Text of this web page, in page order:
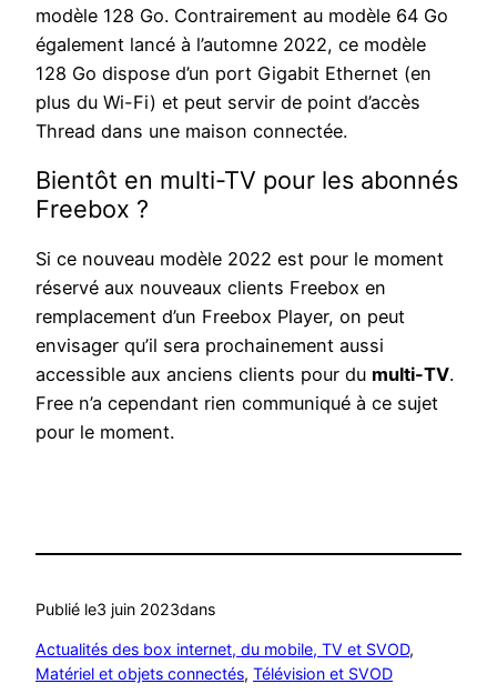
modèle 128 Go. Contrairement au modèle 64 Go
également lancé à l’automne 2022, ce modèle
128 Go dispose d’un port Gigabit Ethernet (en
plus du Wi-Fi) et peut servir de point d’accès
Thread dans une maison connectée.
Bientôt en multi-TV pour les abonnés
Freebox ?
Si ce nouveau modèle 2022 est pour le moment
réservé aux nouveaux clients Freebox en
remplacement d’un Freebox Player, on peut
envisager qu’il sera prochainement aussi
accessible aux anciens clients pour du multi-TV.
Free n’a cependant rien communiqué à ce sujet
pour le moment.
Publié le3 juin 2023dans
Actualités des box internet, du mobile, TV et SVOD
Matériel et objets connectés, Télévision et SVOD